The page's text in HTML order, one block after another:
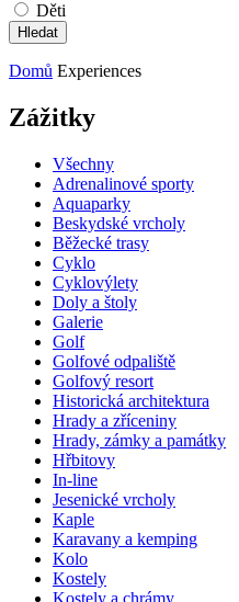
Děti
Domů Experiences
Zážitky
Všechny
Adrenalinové sporty
Aquaparky
Beskydské vrcholy
Běžecké trasy
Cyklo
Cyklovýlety
Doly a štoly
Galerie
Golf
Golfové odpaliště
Golfový resort
Historická architektura
Hrady a zříceniny
Hrady, zámky a památky
Hřbitovy
In-line
Jesenické vrcholy
Kaple
Karavany a kemping
Kolo
Kostely